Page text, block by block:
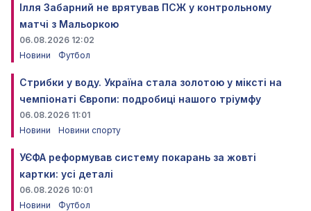
Ілля Забарний не врятував ПСЖ у контрольному
матчі з Мальоркою
06.08.2026 12:02
Новини
Футбол
Стрибки у воду. Україна стала золотою у міксті на
чемпіонаті Європи: подробиці нашого тріумфу
06.08.2026 11:01
Новини
Новини спорту
УЄФА реформував систему покарань за жовті
картки: усі деталі
06.08.2026 10:01
Новини
Футбол